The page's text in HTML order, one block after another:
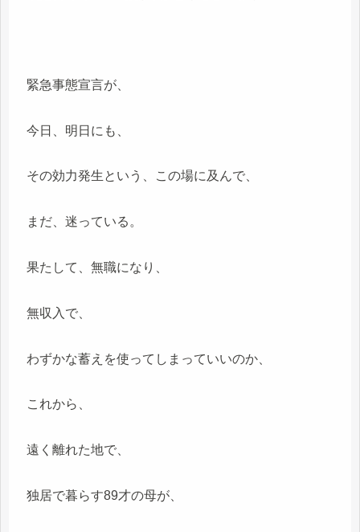
緊急事態宣言が、
今日、明日にも、
その効力発生という、この場に及んで、
まだ、迷っている。
果たして、無職になり、
無収入で、
わずかな蓄えを使ってしまっていいのか、
これから、
遠く離れた地で、
独居で暮らす89才の母が、